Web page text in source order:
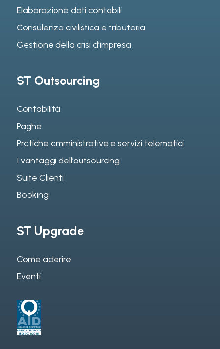
Elaborazione dati contabili
Consulenza civilistica e tributaria
Gestione della crisi d’impresa
ST Outsourcing
Contabilità
Paghe
Pratiche amministrative e servizi telematici
I vantaggi dell’outsourcing
Suite Clienti
Booking
ST Upgrade
Come aderire
Eventi